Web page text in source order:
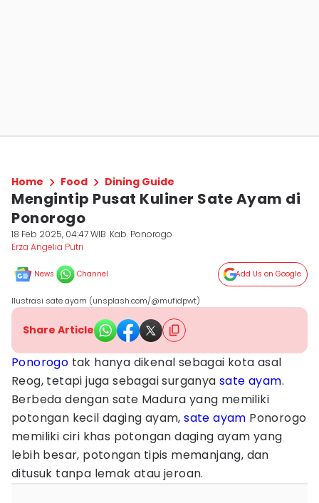
Home Food Dining Guide
Mengintip Pusat Kuliner Sate Ayam di
Ponorogo
18 Feb 2025, 04:47 WIB Kab. Ponorogo
Erza Angelia Putri
News Channel Add Us on Google
Ilustrasi sate ayam (unsplash.com/@mufidpwt)
Share Article
Ponorogo tak hanya dikenal sebagai kota asal
Reog, tetapi juga sebagai surganya sate ayam.
Berbeda dengan sate Madura yang memiliki
potongan kecil daging ayam,sate ayam Ponorogo
memiliki ciri khas potongan daging ayam yang
lebih besar, potongan tipis memanjang, dan
ditusuk tanpa lemak atau jeroan.